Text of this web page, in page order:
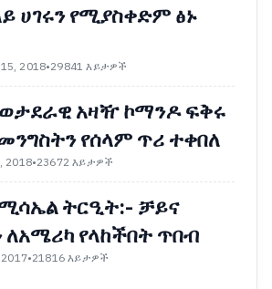
ሀገሩን የሚያስቀድም ፅኑ
2018•29841 እይታዎች
አዛዥ ኮማንዶ ፍቅሩ
የሰላም ጥሪ ተቀበለ
2018•23672 እይታዎች
ትርዒት:- ቻይና
ለአሜሪካ የላከችበት ጥበብ
•21816 እይታዎች